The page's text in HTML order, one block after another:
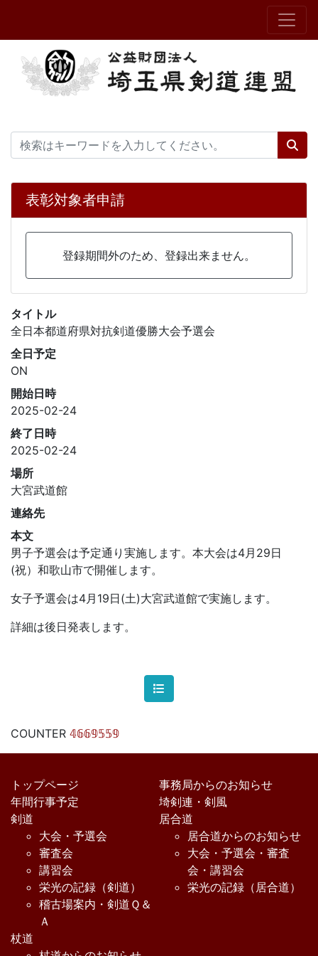
タイトル
全日本都道府県対抗剣道優勝大会予選会
全日予定
ON
開始日時
2025-02-24
終了日時
2025-02-24
場所
大宮武道館
連絡先
本文
男子予選会は予定通り実施します。本大会は4月29日
(祝）和歌山市で開催します。
女子予選会は4月19日(土)大宮武道館で実施します。
詳細は後日発表します。
COUNTER 𝟜𝟞𝟞𝟡𝟝𝟝𝟡
表彰対象者申請
登録期間外のため、登録出来ません。
トップページ
事務局からのお知らせ
年間行事予定
埼剣連・剣風
剣道
大会・予選会
審査会
講習会
栄光の記録（剣道）
稽古場案内・剣道Ｑ＆
Ａ
居合道
居合道からのお知らせ
大会・予選会・審査
会・講習会
栄光の記録（居合道）
杖道